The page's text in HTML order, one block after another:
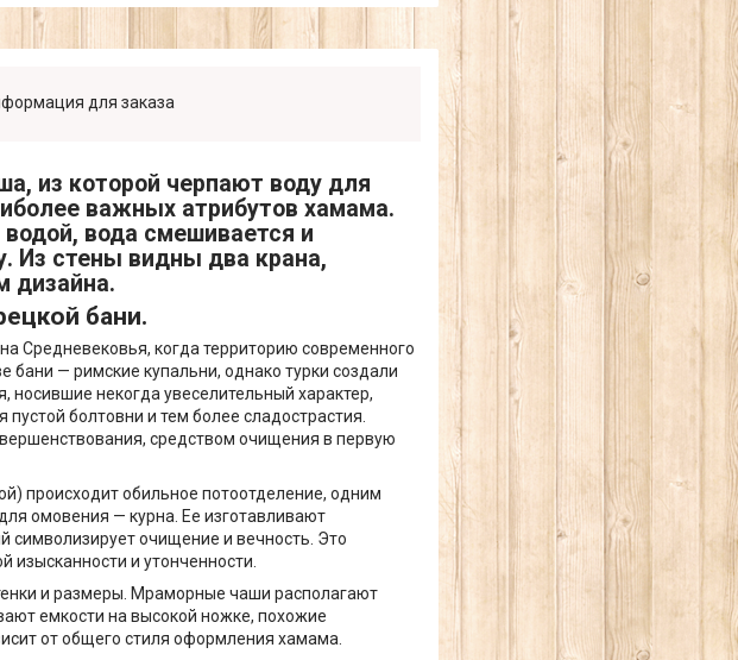
для заказа
из которой черпают воду для
важных атрибутов хамама.
вода смешивается и
Из стены видны два крана,
дизайна.
бани.
Средневековья, когда территорию современного
бани — римские купальни, однако турки создали
некогда увеселительный характер,
болтовни и тем более сладострастия.
средством очищения в первую
происходит обильное потоотделение, одним
омовения — курна. Ее изготавливают
символизирует очищение и вечность. Это
изысканности и утонченности.
и размеры. Мраморные чаши располагают
емкости на высокой ножке, похожие
от общего стиля оформления хамама.